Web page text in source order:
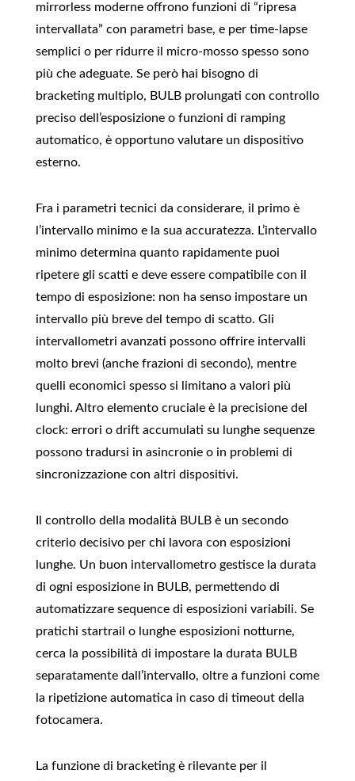
mirrorless moderne offrono funzioni di “ripresa
intervallata” con parametri base, e per time‑lapse
semplici o per ridurre il micro‑mosso spesso sono
più che adeguate. Se però hai bisogno di
bracketing multiplo, BULB prolungati con controllo
preciso dell’esposizione o funzioni di ramping
automatico, è opportuno valutare un dispositivo
esterno.
Fra i parametri tecnici da considerare, il primo è
l’intervallo minimo e la sua accuratezza. L’intervallo
minimo determina quanto rapidamente puoi
ripetere gli scatti e deve essere compatibile con il
tempo di esposizione: non ha senso impostare un
intervallo più breve del tempo di scatto. Gli
intervallometri avanzati possono offrire intervalli
molto brevi (anche frazioni di secondo), mentre
quelli economici spesso si limitano a valori più
lunghi. Altro elemento cruciale è la precisione del
clock: errori o drift accumulati su lunghe sequenze
possono tradursi in asincronie o in problemi di
sincronizzazione con altri dispositivi.
Il controllo della modalità BULB è un secondo
criterio decisivo per chi lavora con esposizioni
lunghe. Un buon intervallometro gestisce la durata
di ogni esposizione in BULB, permettendo di
automatizzare sequence di esposizioni variabili. Se
pratichi startrail o lunghe esposizioni notturne,
cerca la possibilità di impostare la durata BULB
separatamente dall’intervallo, oltre a funzioni come
la ripetizione automatica in caso di timeout della
fotocamera.
La funzione di bracketing è rilevante per il